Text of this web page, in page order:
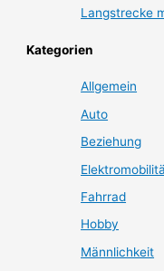
Langstrecke
Kategorien
Allgemein
Auto
Beziehung
Fahrrad
Hobby
Männlichkeit